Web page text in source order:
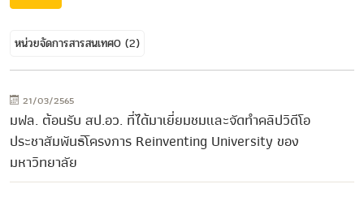
หน่วยจัดการสารสนเทศ0 (2)
21/03/2565
มฟล. ต้อนรับ สป.อว. ที่ได้มาเยี่ยมชมและจัดทำคลิปวิดีโอ
ประชาสัมพันธ์โครงการ Reinventing University ของ
มหาวิทยาลัย